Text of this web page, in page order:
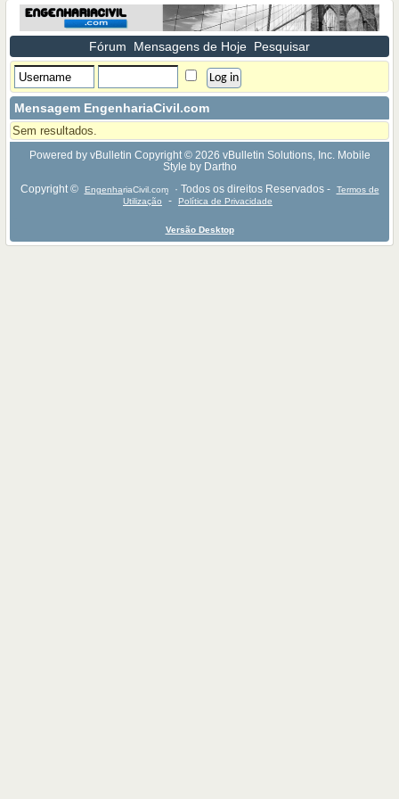
Fórum Mensagens de Hoje Pesquisar
Mensagem EngenhariaCivil.com
Sem resultados.
Powered by vBulletin Copyright © 2026 vBulletin Solutions, Inc. Mobile
Style by Dartho
Copyright ©
EngenhariaCivil.com · Todos os direitos Reservados -
Termos de
Utilização
- Política de Privacidade
Versão Desktop